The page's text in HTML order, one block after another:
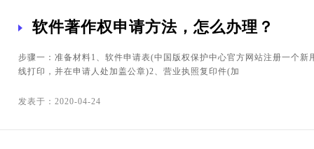
软件著作权申请方法，怎么办理？
步骤一：准备材料1、软件申请表(中国版权保护中心官方网站注册一个新
线打印，并在申请人处加盖公章)2、营业执照复印件(加
发表于：2020-04-24